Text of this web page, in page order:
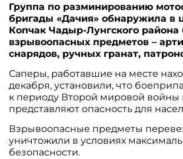
Группа по разминированию
бригады «Дачия» обнаружила в
Копчак Чадыр-Лунгского района
взрывоопасных предметов –
снарядов, ручных гранат,
Саперы, работавшие на месте
декабря, установили, что
к периоду Второй мировой войны
представляют опасность для
Взрывоопасные предметы
уничтожили в условиях
безопасности.